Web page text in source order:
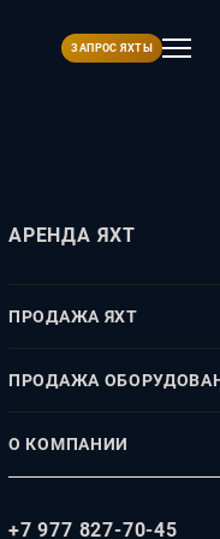
ЗАПРОС ЯХТЫ
АРЕНДА ЯХТ
Турция
Миконос
ИНДИЙСКОМ ОКЕАНЕ
ПРОДАЖА ЯХТ
ПРОДАЖА
О КОМПАНИИ
+7 977 827-70-45
28
Пхукете
яхта для
Яхта принимает
и
Similan Islands
от 1.000€/